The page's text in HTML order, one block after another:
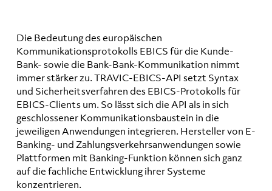
Die Bedeutung des europäischen
Kommunikationsprotokolls EBICS für die Kunde-
Bank- sowie die Bank-Bank-Kommunikation nimmt
immer stärker zu. TRAVIC-EBICS-API setzt Syntax
und Sicherheitsverfahren des EBICS-Protokolls für
EBICS-Clients um. So lässt sich die API als in sich
geschlossener Kommunikationsbaustein in die
jeweiligen Anwendungen integrieren. Hersteller von E-
Banking- und Zahlungsverkehrsanwendungen sowie
Plattformen mit Banking-Funktion können sich ganz
auf die fachliche Entwicklung ihrer Systeme
konzentrieren.